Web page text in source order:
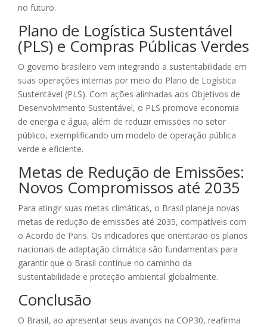
no futuro.
Plano de Logística Sustentável
(PLS) e Compras Públicas Verdes
O governo brasileiro vem integrando a sustentabilidade em
suas operações internas por meio do Plano de Logística
Sustentável (PLS). Com ações alinhadas aos Objetivos de
Desenvolvimento Sustentável, o PLS promove economia
de energia e água, além de reduzir emissões no setor
público, exemplificando um modelo de operação pública
verde e eficiente.
Metas de Redução de Emissões:
Novos Compromissos até 2035
Para atingir suas metas climáticas, o Brasil planeja novas
metas de redução de emissões até 2035, compatíveis com
o Acordo de Paris. Os indicadores que orientarão os planos
nacionais de adaptação climática são fundamentais para
garantir que o Brasil continue no caminho da
sustentabilidade e proteção ambiental globalmente.
Conclusão
O Brasil, ao apresentar seus avanços na COP30, reafirma